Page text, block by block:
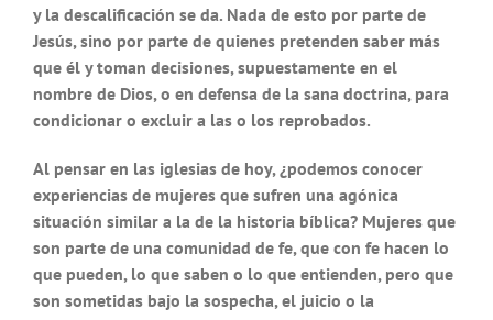
y la descalificación se da. Nada de esto por parte de
Jesús, sino por parte de quienes pretenden saber más
que él y toman decisiones, supuestamente en el
nombre de Dios, o en defensa de la sana doctrina, para
condicionar o excluir a las o los reprobados.
Al pensar en las iglesias de hoy, ¿podemos conocer
experiencias de mujeres que sufren una agónica
situación similar a la de la historia bíblica? Mujeres que
son parte de una comunidad de fe, que con fe hacen lo
que pueden, lo que saben o lo que entienden, pero que
son sometidas bajo la sospecha, el juicio o la